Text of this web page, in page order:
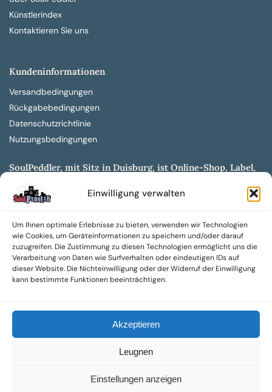
Einwilligung verwalten
Um Ihnen optimale Erlebnisse zu bieten, verwenden wir Technologien
wie Cookies, um Geräteinformationen zu speichern und/oder darauf
zuzugreifen. Die Zustimmung zu diesen Technologien ermöglicht uns die
Verarbeitung von Daten wie Surfverhalten oder eindeutigen IDs auf
dieser Website. Die Nichteinwilligung oder der Widerruf der Einwilligung
kann bestimmte Funktionen beeinträchtigen.
Akzeptieren
Leugnen
Einstellungen anzeigen
Künstlerindex
Kontaktieren Sie uns
Kundeninformationen
Versandbedingungen
Rückgabebedingungen
Datenschutzrichtlinie
Nutzungsbedingungen
SoulPeddler, mit Sitz in Duisburg, ist Online-Shop, Label,
entwickelt aus dem SoulPeddler Vinyl-Presswerk und
unserer Online-Gig-Plattform.
Wir bieten eine breite Auswahl an sowohl hochgradig
sammelwürdigen als auch Mainstream-Titeln und -Formaten auf
Vinyl, CD und weiteren Medien.
Sowohl neue als auch gebrauchte, nach Zustand bewertete
Wir setzen uns leidenschaftlich für unabhängige Künstler und
Labels ein und bieten hochwertige, maßgeschneiderte Lösungen
aus über 30 Jahren Erfahrung in der Musikindustrie.
SoulPeddler Mailorder, Records & Vinyl Production – DUBOX –
Nettirock – Nice Guy Records – MOVA Museum of Vinyl Arts